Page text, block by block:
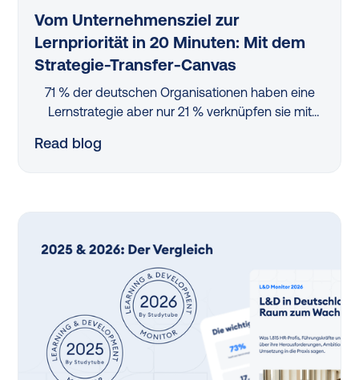
Vom Unternehmensziel zur
Lernpriorität in 20 Minuten: Mit dem
Strategie-Transfer-Canvas
71 % der deutschen Organisationen haben eine
Lernstrategie aber nur 21 % verknüpfen sie mit
Strategie-Transfer-Canvas — mitgestaltet von
Read blog